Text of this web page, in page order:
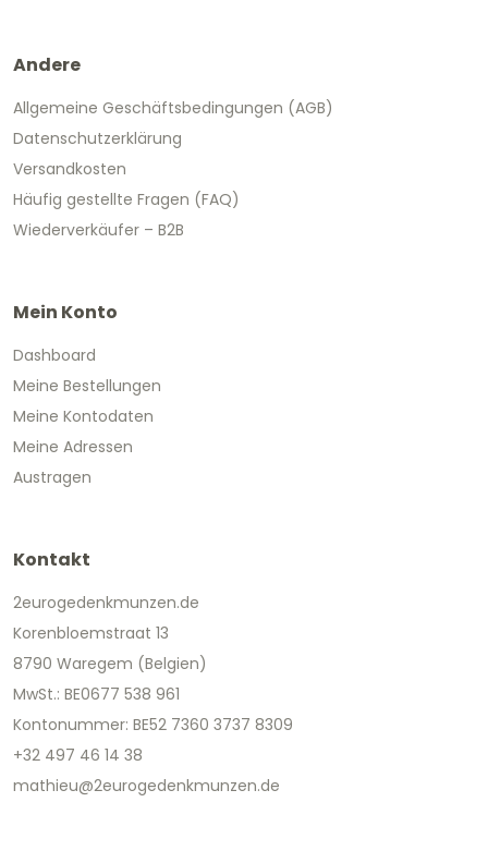
Andere
Allgemeine Geschäftsbedingungen (AGB)
Datenschutzerklärung
Versandkosten
Häufig gestellte Fragen (FAQ)
Wiederverkäufer – B2B
Mein Konto
Dashboard
Meine Bestellungen
Meine Kontodaten
Meine Adressen
Austragen
Kontakt
2eurogedenkmunzen.de
Korenbloemstraat 13
8790 Waregem (Belgien)
MwSt.: BE0677 538 961
Kontonummer: BE52 7360 3737 8309
+32 497 46 14 38
mathieu@2eurogedenkmunzen.de